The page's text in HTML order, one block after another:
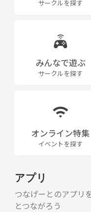
サークルを探す
みんなで遊ぶ
サークルを探す
オンライン特集
イベントを探す
アプリ
つなげーとのアプリ
とつながろう